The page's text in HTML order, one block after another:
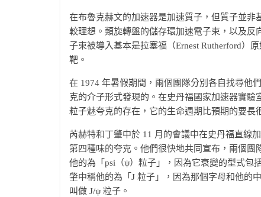
在布魯克赫文的加速器是加速質子，但質子並
較理想。類旋轉盤的儲存環加速電子束，以及
子束被導入基本是拉塞福（Ernest Rutherford）
靶。
在 1974 年暑假期間，兩個團隊分別各自找尋他
克的介子形式發現的。在史丹福國家加速器實
粒子魅夸克的存在，它的生命週期比預期的要長
芮赫特和丁肇中於 11 月的會議中在史丹福直線
第四種味的夸克。他們很快地共同宣布，兩個
他的為「psi（ψ）粒子」，因為它衰變的型式包
肇中稱他的為「J 粒子」，因為那個字母和他的
叫做 J/ψ 粒子。